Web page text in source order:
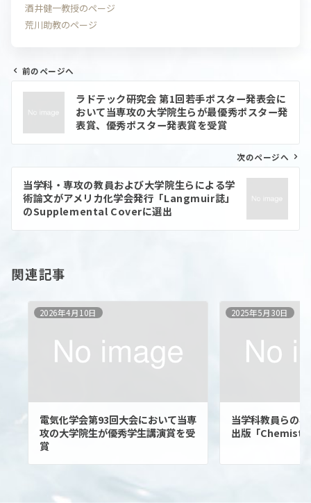
酒井健一教授のページ
荒川助教のページ
ゲ
シ
前のページへ
ラドテック研究会 第1回若手ポスター発表会に
おいて当専攻の大学院生らが最優秀ポスター発
表賞、優秀ポスター発表賞を受賞
次のページへ
当学科・専攻の教員および大学院生らによる学
術論文がアメリカ化学会発行「Langmuir誌」
のSupplemental Coverに選出
関連記事
2026年4月10日
電気化学会第93回大会において当専
攻の大学院生が優秀学生講演賞を受
賞
2025年5月30日
当学科教員らの
出版「